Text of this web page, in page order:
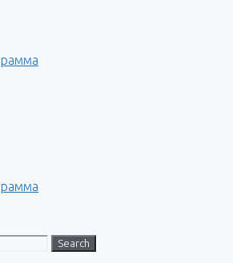
Search